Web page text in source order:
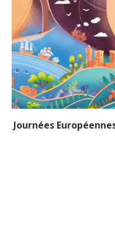
Journées